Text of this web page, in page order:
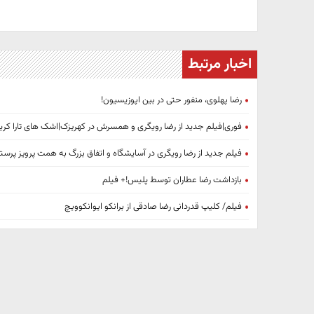
اخبار مرتبط
رضا پهلوی، منفور حتی در بین اپوزیسیون!
فوری|فیلم جدید از رضا رویگری و همسرش در کهریزک|اشک های تارا
فیلم جدید از رضا رویگری در آسایشگاه و اتفاق بزرگ به همت پرویز
بازداشت رضا عطاران توسط پلیس!+ فیلم
فیلم/ کلیپ قدردانی رضا صادقی از برانکو ایوانکوویچ